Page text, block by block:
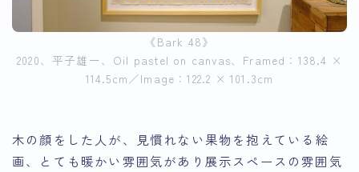
《Bark 48》
2020、平子雄一、Oil pastel on canvas、Framed：138.4 ×
114.5cm／Image：122.2 × 101.3cm
木の顔をした人が、見慣れない果物を抱えている絵
画、とても暖かい雰囲気があり展示スペースの雰囲気